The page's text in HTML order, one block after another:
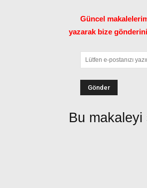
Güncel
yazarak bize
Bu